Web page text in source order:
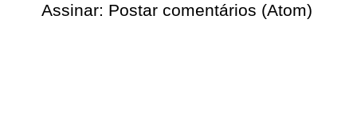
Assinar: Postar comentários (Atom)